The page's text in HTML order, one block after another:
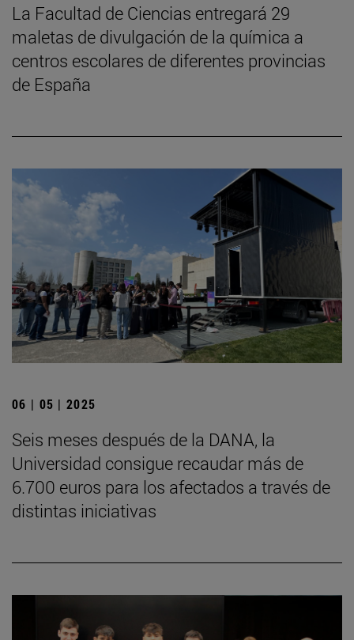
La Facultad de Ciencias entregará 29
maletas de divulgación de la química a
centros escolares de diferentes provincias
de España
06 | 05 | 2025
Seis meses después de la DANA, la
Universidad consigue recaudar más de
6.700 euros para los afectados a través de
distintas iniciativas